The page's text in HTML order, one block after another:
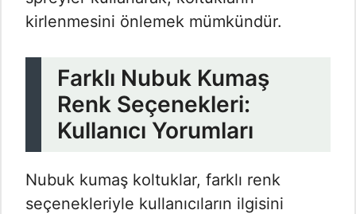
kirlenmesini önlemek mümkündür.
Farklı Nubuk Kumaş
Renk Seçenekleri:
Kullanıcı Yorumları
Nubuk kumaş koltuklar, farklı renk
seçenekleriyle kullanıcıların ilgisini